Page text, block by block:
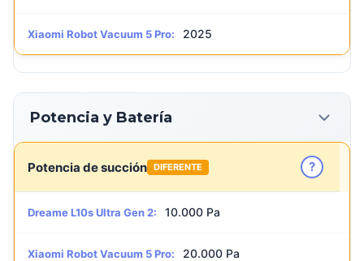
Xiaomi Robot Vacuum 5 Pro: 2025
Potencia y Batería
Potencia de succión DIFERENTE ?
Dreame L10s Ultra Gen 2: 10.000 Pa
Xiaomi Robot Vacuum 5 Pro: 20.000 Pa